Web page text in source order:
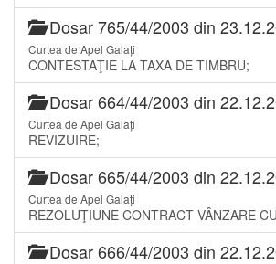
Dosar 765/44/2003 din
Curtea de Apel Galați
CONTESTAŢIE LA TAXA DE TIMBRU;
Dosar 664/44/2003 din
Curtea de Apel Galați
REVIZUIRE;
Dosar 665/44/2003 din
Curtea de Apel Galați
REZOLUŢIUNE CONTRACT VÂNZARE
Dosar 666/44/2003 din